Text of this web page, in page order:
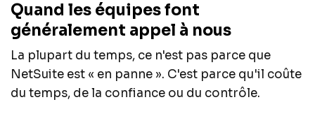
Quand les équipes font
généralement appel à nous
La plupart du temps, ce n'est pas parce que
NetSuite est « en panne ». C'est parce qu'il coûte
du temps, de la confiance ou du contrôle.